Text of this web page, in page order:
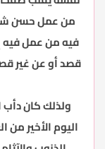
من عمل حسن
فيه من عمل فيه
قصد أو عن غير
ولذلك كان دأب
اليوم الأخير